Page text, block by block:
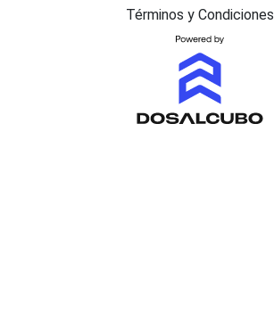
Términos y Condiciones